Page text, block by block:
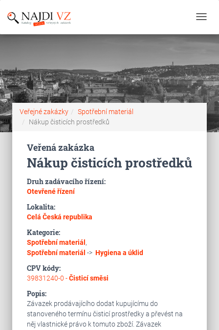
Veřejné zakázky
Spotřební materiál
Nákup čisticích prostředků
Veřená zakázka
Nákup čisticích prostředků
Druh zadávacího řízení:
Otevřené řízení
Lokalita:
Celá Česká republika
Kategorie:
Spotřební materiál ,
Spotřební materiál -> Hygiena a úklid
CPV kódy:
39831240-0 -Čisticí směsi
Popis:
Závazek prodávajícího dodat kupujícímu do
stanoveného termínu čisticí prostředky a převést na
něj vlastnické právo k tomuto zboží. Závazek